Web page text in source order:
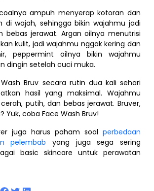
ampuh menyerap kotoran dan
di wajah, sehingga bikin wajahmu jadi
bebas jerawat. Argan oilnya menutrisi
kulit, jadi wajahmu nggak kering dan
peppermint oilnya bikin wajahmu
dingin setelah cuci muka.
Bruv secara rutin dua kali sehari
hasil yang maksimal. Wajahmu
putih, dan bebas jerawat. Bruver,
Yuk, coba Face Wash Bruv!
juga harus paham soal perbedaan
pelembab yang juga sega sering
basic skincare untuk perawatan